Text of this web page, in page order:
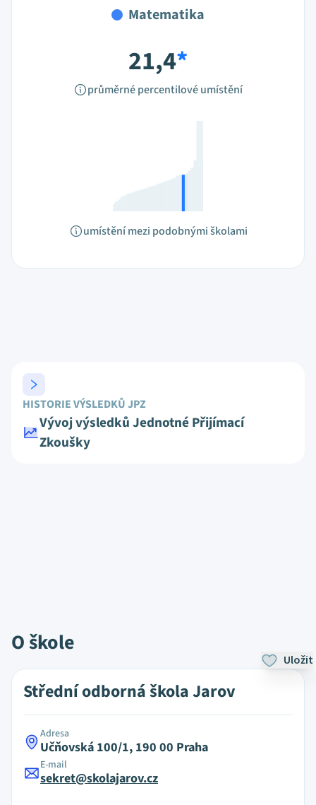
Matematika
21,4*
průměrné percentilové umístění
umístění mezi podobnými školami
HISTORIE VÝSLEDKŮ JPZ
Vývoj výsledků Jednotné Přijímací
Zkoušky
O škole
Uložit
Střední odborná škola Jarov
Adresa
Učňovská 100/1, 190 00 Praha
E-mail
sekret@skolajarov.cz